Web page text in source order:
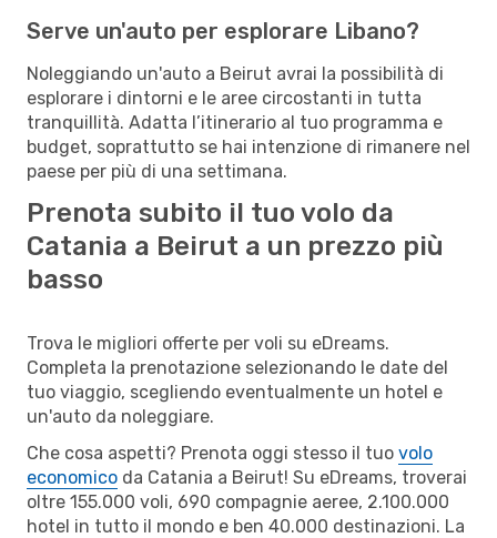
Serve un'auto per esplorare Libano?
Noleggiando un'auto a Beirut avrai la possibilità di
esplorare i dintorni e le aree circostanti in tutta
tranquillità. Adatta l’itinerario al tuo programma e
budget, soprattutto se hai intenzione di rimanere nel
paese per più di una settimana.
Prenota subito il tuo volo da
Catania a Beirut a un prezzo più
basso
Trova le migliori offerte per voli su eDreams.
Completa la prenotazione selezionando le date del
tuo viaggio, scegliendo eventualmente un hotel e
un'auto da noleggiare.
Che cosa aspetti? Prenota oggi stesso il tuo volo
economico da Catania a Beirut! Su eDreams, troverai
oltre 155.000 voli, 690 compagnie aeree, 2.100.000
hotel in tutto il mondo e ben 40.000 destinazioni. La